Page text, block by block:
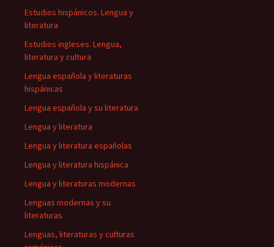
Estudios hispánicos. Lengua y
literatura
Estudios ingleses. Lengua,
literatura y cultura
Lengua española y literaturas
hispánicas
Lengua española y su literatura
Lengua y literatura
Lengua y literatura españolas
Lengua y literatura hispánica
Lengua y literaturas modernas
Lenguas modernas y su
literaturas
Lenguas, literaturas y culturas